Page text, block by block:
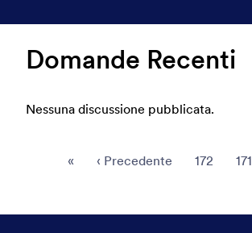
Domande Recenti
Nessuna discussione pubblicata.
« ‹ Precedente 172 171